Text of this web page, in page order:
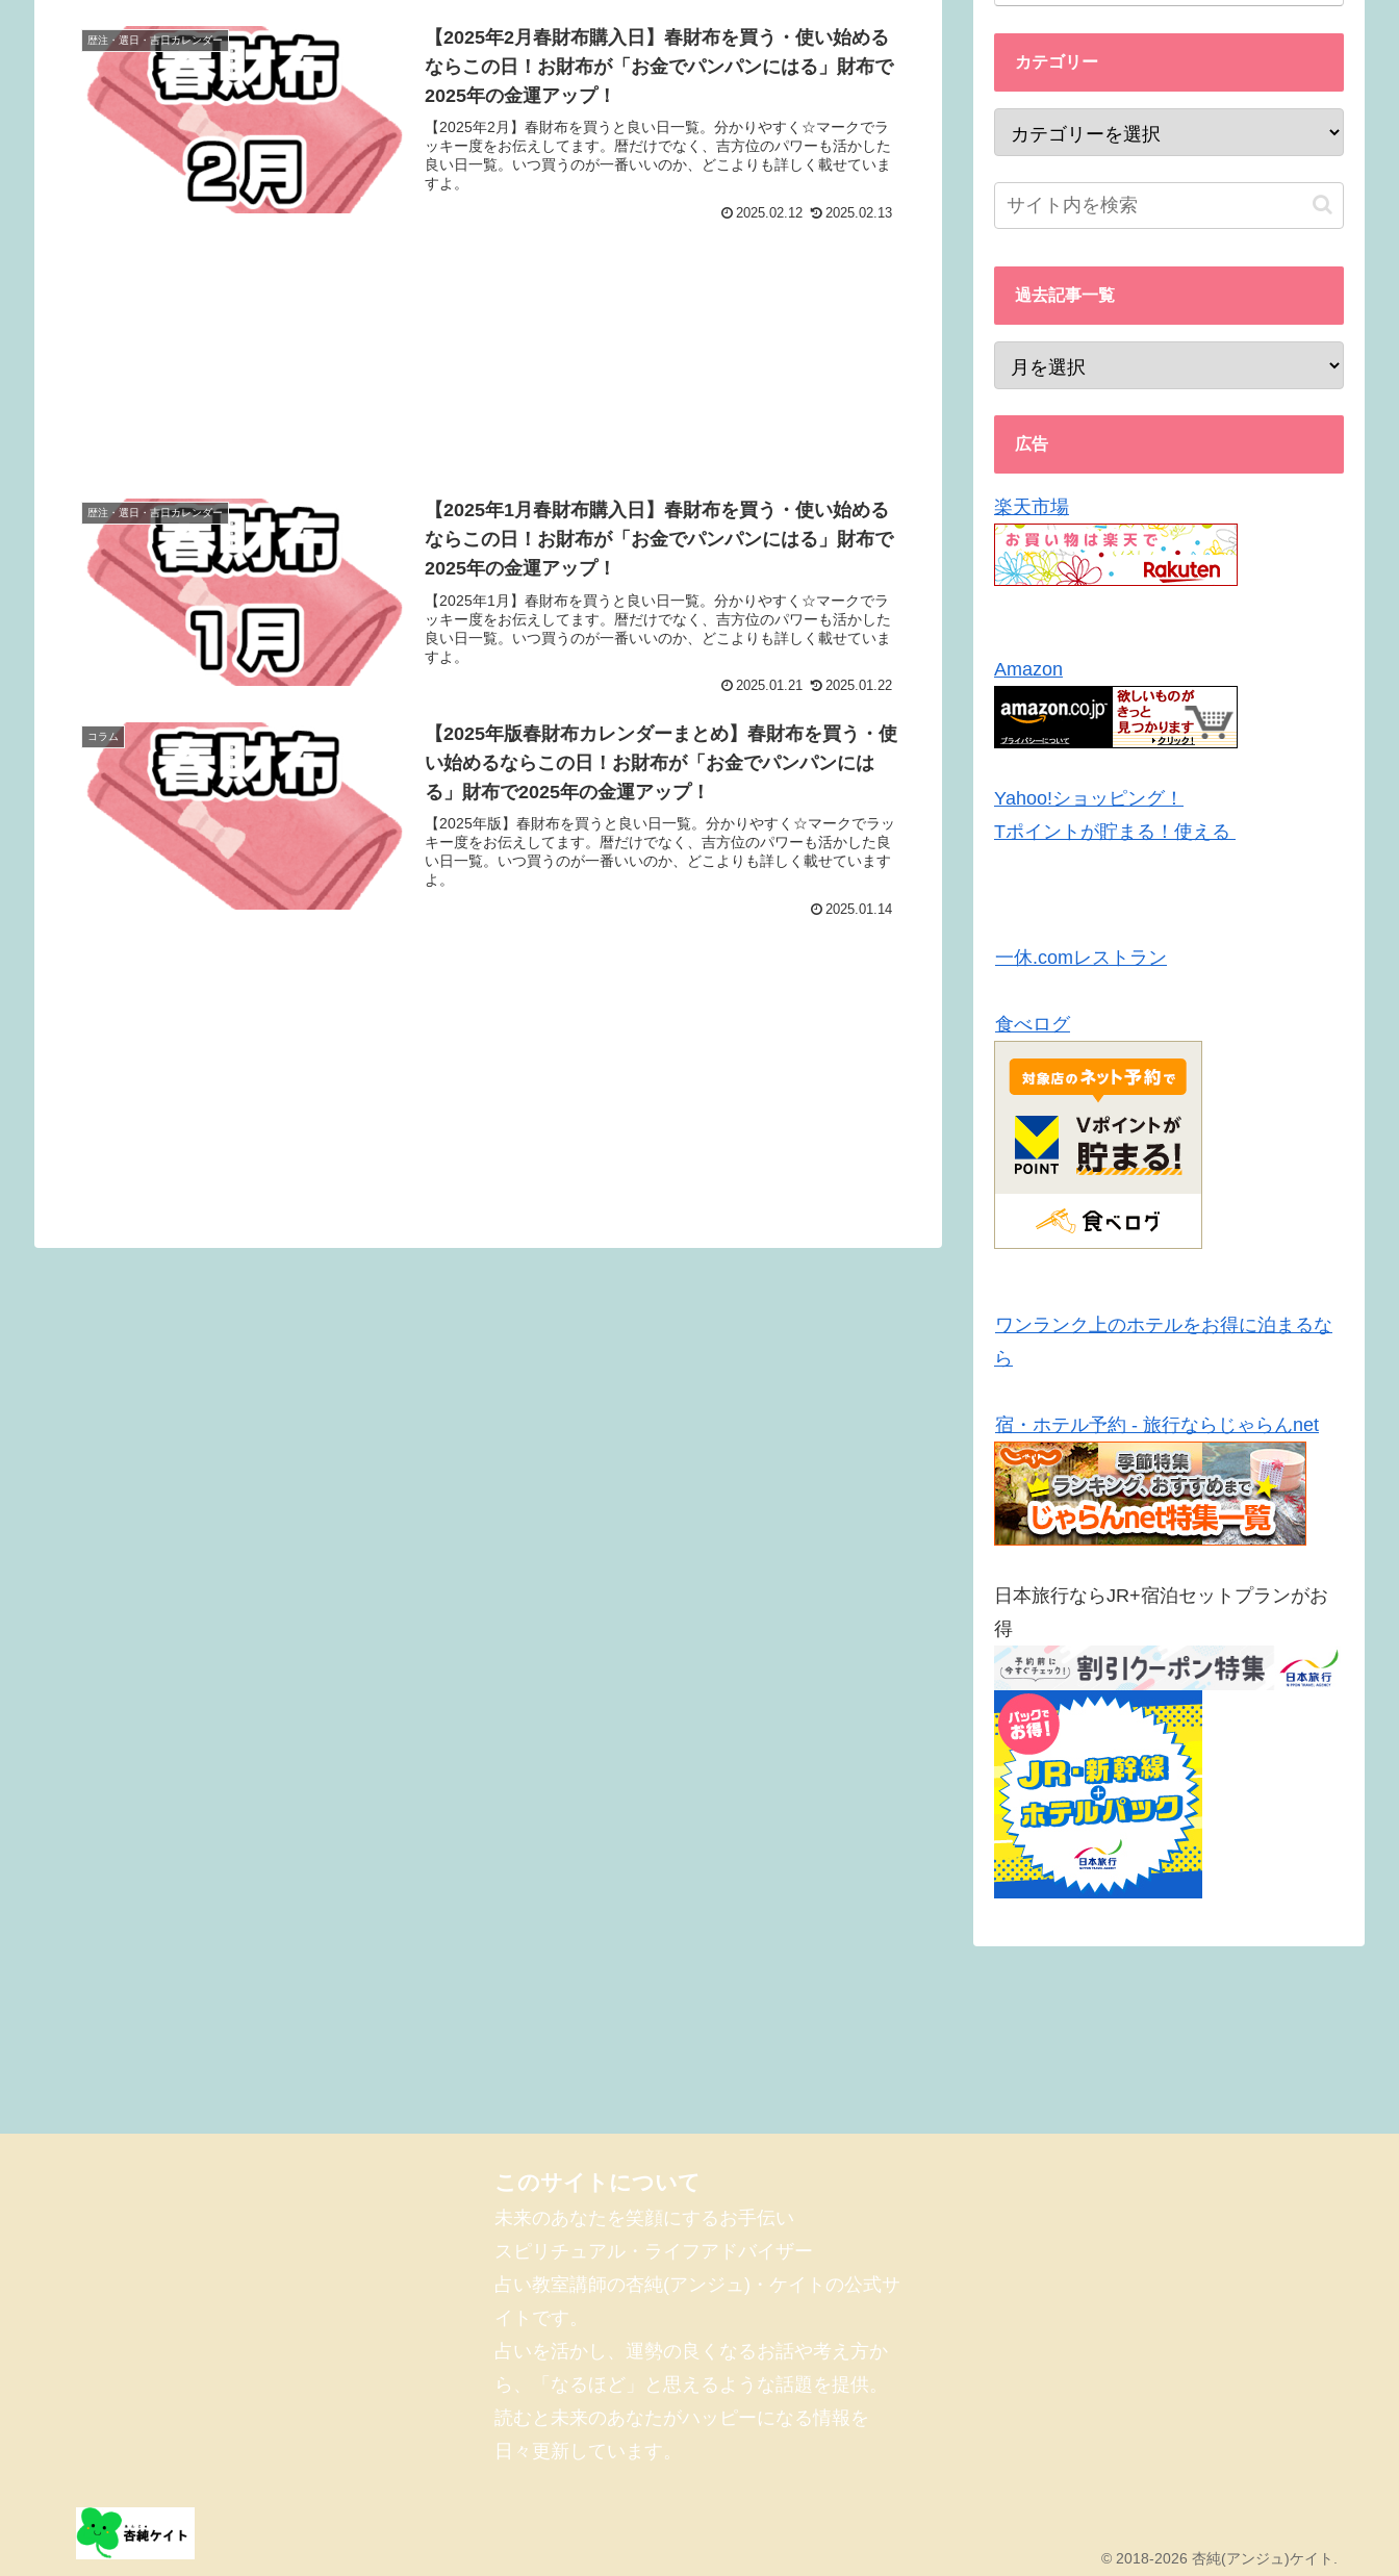
歴注・選日・吉日カレンダー
【2025年2月春財布購入日】春財布を買う・使い始める
ならこの日！お財布が「お金でパンパンにはる」財布で
2025年の金運アップ！
【2025年2月】春財布を買うと良い日一覧。分かりやすく☆マークでラ
ッキー度をお伝えしてます。暦だけでなく、吉方位のパワーも活かした
良い日一覧。いつ買うのが一番いいのか、どこよりも詳しく載せていま
すよ。
2025.02.12 2025.02.13
歴注・選日・吉日カレンダー
【2025年1月春財布購入日】春財布を買う・使い始める
ならこの日！お財布が「お金でパンパンにはる」財布で
2025年の金運アップ！
【2025年1月】春財布を買うと良い日一覧。分かりやすく☆マークでラ
ッキー度をお伝えしてます。暦だけでなく、吉方位のパワーも活かした
良い日一覧。いつ買うのが一番いいのか、どこよりも詳しく載せていま
すよ。
2025.01.21 2025.01.22
コラム
【2025年版春財布カレンダーまとめ】春財布を買う・使
い始めるならこの日！お財布が「お金でパンパンには
る」財布で2025年の金運アップ！
【2025年版】春財布を買うと良い日一覧。分かりやすく☆マークでラッ
キー度をお伝えしてます。暦だけでなく、吉方位のパワーも活かした良
い日一覧。いつ買うのが一番いいのか、どこよりも詳しく載せています
よ。
2025.01.14
土いじりはダメ。ウナギ以
外に食べると良いものも。
カテゴリー
過去記事一覧
広告
楽天市場
Amazon
Yahoo!ショッピング！
Tポイントが貯まる！使える
一休.comレストラン
食べログ
ワンランク上のホテルをお得に泊まるな
ら
宿・ホテル予約 - 旅行ならじゃらんnet
日本旅行ならJR+宿泊セットプランがお
得
このサイトについて
未来のあなたを笑顔にするお手伝い
スピリチュアル・ライフアドバイザー
占い教室講師の杏純(アンジュ)・ケイトの公式サ
イトです。
占いを活かし、運勢の良くなるお話や考え方か
ら、「なるほど」と思えるような話題を提供。
読むと未来のあなたがハッピーになる情報を
日々更新しています。
© 2018-2026 杏純(アンジュ)ケイト.